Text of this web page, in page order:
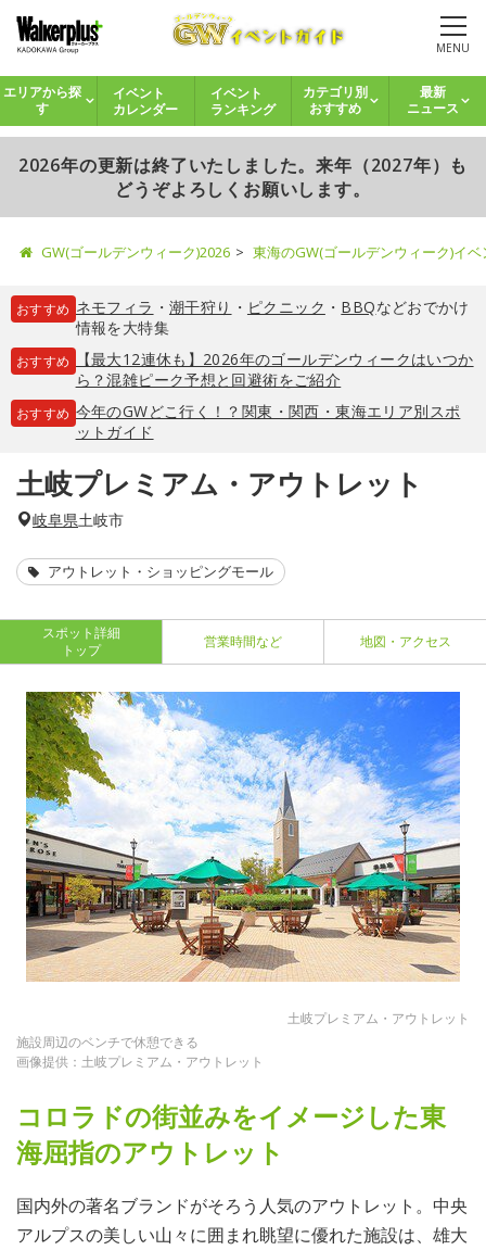
MENU
エリアから探
す
イベント
カレンダー
イベント
ランキング
カテゴリ別
おすすめ
最新
ニュース
2026年の更新は終了いたしました。来年（2027年）も
どうぞよろしくお願いします。
GW(ゴールデンウィーク)2026 東海のGW(ゴールデンウィーク)イ
おすすめ ネモフィラ ・ 潮干狩り ・ ピクニック ・ BBQなどおでかけ
情報を大特集
おすすめ
【最大12連休も】2026年のゴールデンウィークはいつか
ら？混雑ピーク予想と回避術をご紹介
おすすめ 今年のGWどこ行く！？関東・関西・東海エリア別スポ
ットガイド
土岐プレミアム・アウトレット
岐阜県土岐市
アウトレット・ショッピングモール
スポット詳細
トップ
営業時間など 地図・アクセス
土岐プレミアム・アウトレット
施設周辺のベンチで休憩できる
画像提供：土岐プレミアム・アウトレット
コロラドの街並みをイメージした東
海屈指のアウトレット
国内外の著名ブランドがそろう人気のアウトレット。中央
アルプスの美しい山々に囲まれ眺望に優れた施設は、雄大